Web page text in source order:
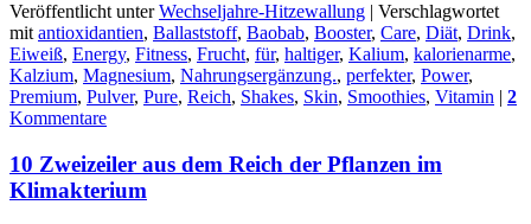
Veröffentlicht unter Wechseljahre-Hitzewallung | Verschlagwortet
mit antioxidantien, Ballaststoff, Baobab, Booster, Care, Diät, Drink,
Eiweiß, Energy, Fitness, Frucht, für, haltiger, Kalium, kalorienarme,
Kalzium, Magnesium, Nahrungsergänzung., perfekter, Power,
Premium, Pulver, Pure, Reich, Shakes, Skin, Smoothies, Vitamin | 2
Kommentare
10 Zweizeiler aus dem Reich der Pflanzen im
Klimakterium